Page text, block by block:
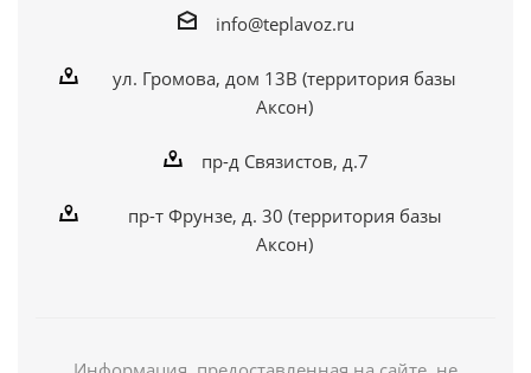
info@teplavoz.ru
ул. Громова, дом 13В (территория базы
Аксон)
пр-д Связистов, д.7
пр-т Фрунзе, д. 30 (территория базы
Аксон)